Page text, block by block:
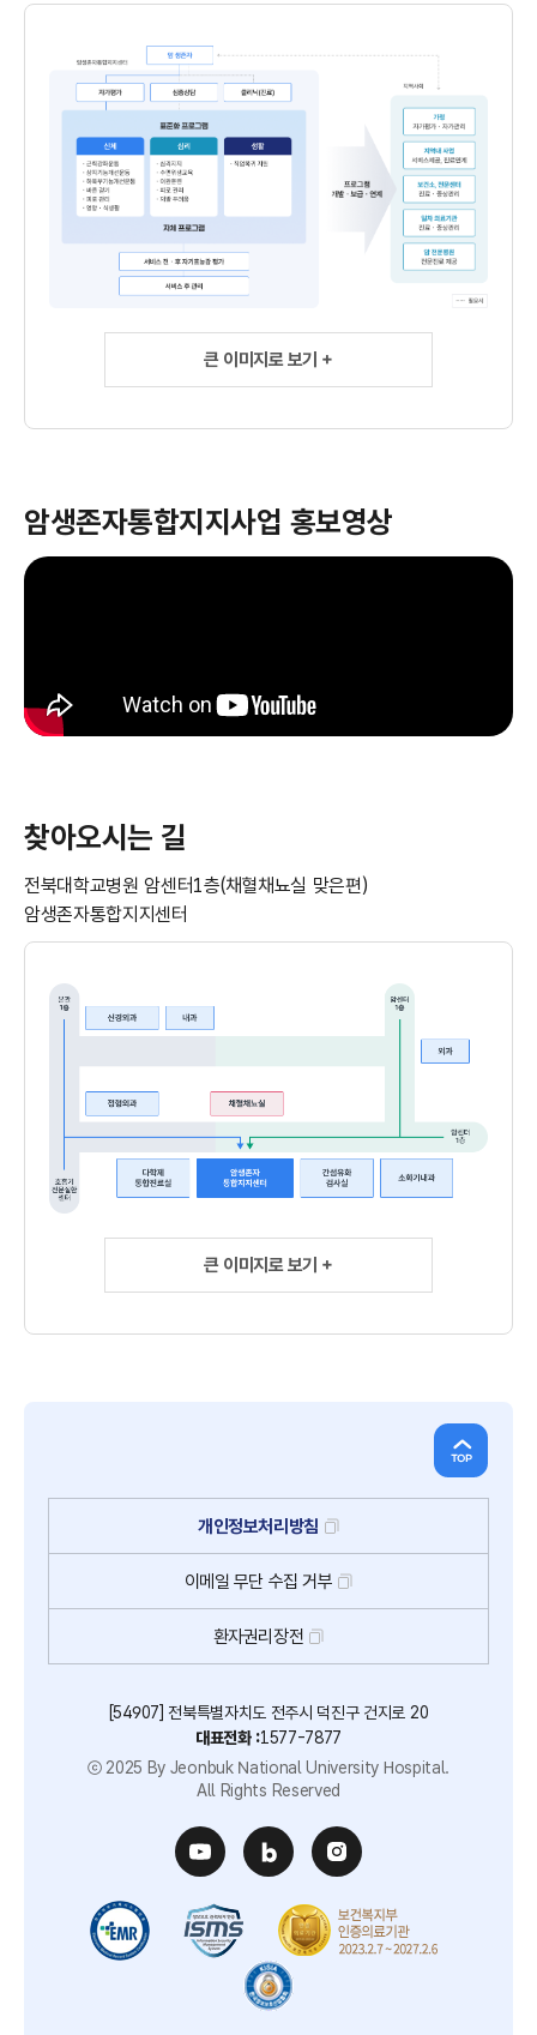
큰 이미지로 보기 +
암생존자통합지지사업 홍보영상
찾아오시는 길
전북대학교병원 암센터1층(채혈채뇨실 맞은편)
암생존자통합지지센터
큰 이미지로 보기 +
개인정보처리방침
이메일 무단 수집 거부
환자권리장전
[54907] 전북특별자치도 전주시 덕진구 건지로 20
대표전화 :1577-7877
ⓒ 2025 By Jeonbuk National University Hospital.
All Rights Reserved